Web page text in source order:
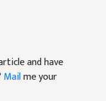
and have
Mailme your